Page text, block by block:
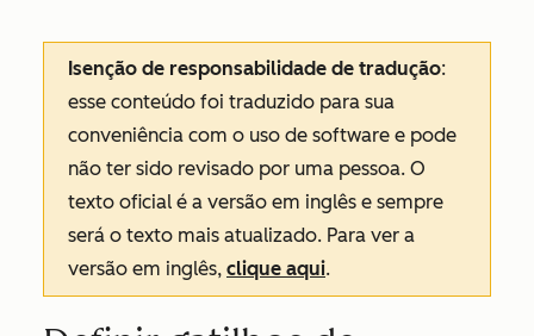
Isenção de responsabilidade de tradução:
esse conteúdo foi traduzido para sua
conveniência com o uso de software e pode
não ter sido revisado por uma pessoa. O
texto oficial é a versão em inglês e sempre
será o texto mais atualizado. Para ver a
versão em inglês, clique aqui.